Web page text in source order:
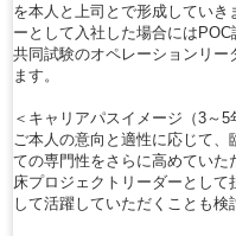
を本人と上司とで形成してい
ーとして入社した場合には
共同試験のオペレーションリ
ます。
＜キャリアパスイメージ（3～5
ご本人の意向と適性に応じて
ての専門性をさらに高めてい
床プロジェクトリーダーとして
して活躍していただくことも検